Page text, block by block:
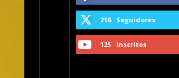
216 Seguidores
125 Inscritos